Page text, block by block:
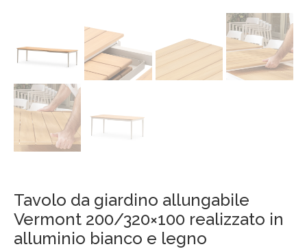
Tavolo da giardino allungabile
Vermont 200/320×100 realizzato in
alluminio bianco e legno